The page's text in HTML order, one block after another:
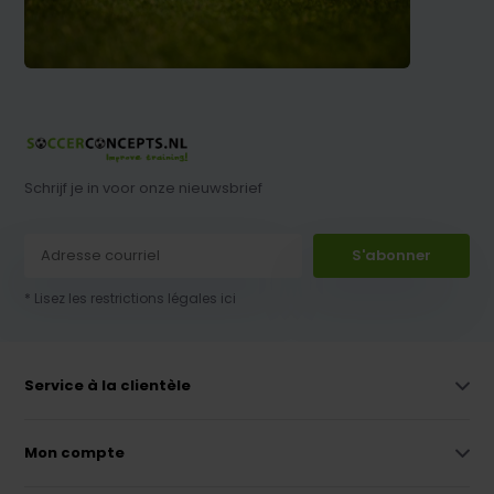
Schrijf je in voor onze nieuwsbrief
S'abonner
* Lisez les restrictions légales ici
Service à la clientèle
Mon compte